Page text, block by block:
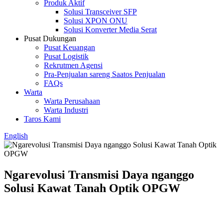
Produk Aktif
Solusi Transceiver SFP
Solusi XPON ONU
Solusi Konverter Media Serat
Pusat Dukungan
Pusat Keuangan
Pusat Logistik
Rekrutmen Agensi
Pra-Penjualan sareng Saatos Penjualan
FAQs
Warta
Warta Perusahaan
Warta Industri
Taros Kami
English
Ngarevolusi Transmisi Daya nganggo
Solusi Kawat Tanah Optik OPGW